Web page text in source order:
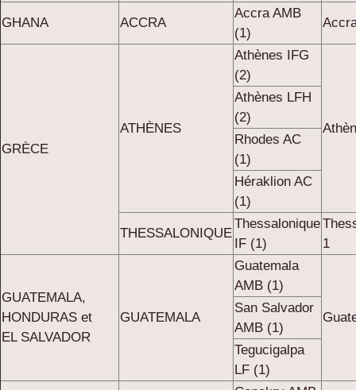
GHANA ACCRA
Accra AMB
(1)
GRÈCE
ATHÈNES
Athènes IFG
(2)
Athènes LFH
(2)
Rhodes AC
(1)
Héraklion AC
(1)
THESSALONIQUE
Thessalonique
IF (1)
1
GUATEMALA,
HONDURAS et
EL SALVADOR
GUATEMALA
Guatemala
AMB (1)
San Salvador
AMB (1)
Tegucigalpa
LF (1)